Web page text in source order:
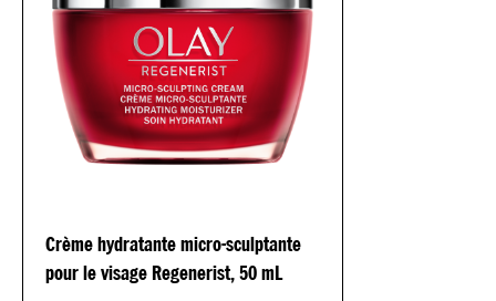
Crème hydratante micro-sculptante
pour le visage Regenerist, 50 mL